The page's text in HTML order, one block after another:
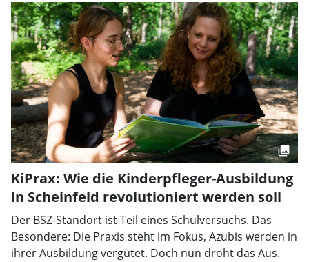
KiPrax: Wie die Kinderpfleger-Ausbildung
in Scheinfeld revolutioniert werden soll
Der BSZ-Standort ist Teil eines Schulversuchs. Das
Besondere: Die Praxis steht im Fokus, Azubis werden in
ihrer Ausbildung vergütet. Doch nun droht das Aus.